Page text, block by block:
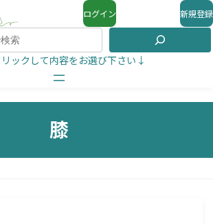
ログイン 新規登録
リックして内容をお選び下さい↓
膝